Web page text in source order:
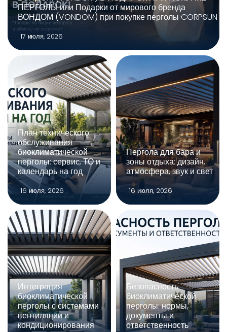
ПЕРГОЛЫ или Подарки от мирового бренда
ВОНДОМ (VONDOM) при покупке перголы CORPSUN
17 июля, 2026
План технического
обслуживания
биоклиматической
перголы: сервис, ТО и
календарь на год
16 июля, 2026
Пергола для бара и
зоны отдыха: дизайн,
атмосфера, звук и свет
16 июля, 2026
Интеграция
биоклиматической
перголы с системами
вентиляции и
кондиционирования
Безопасность
биоклиматической
перголы: нормы,
документы и
ответственность